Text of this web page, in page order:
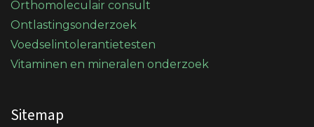
Orthomoleculair consult
Ontlastingsonderzoek
Voedselintolerantietesten
Vitaminen en mineralen onderzoek
Sitemap